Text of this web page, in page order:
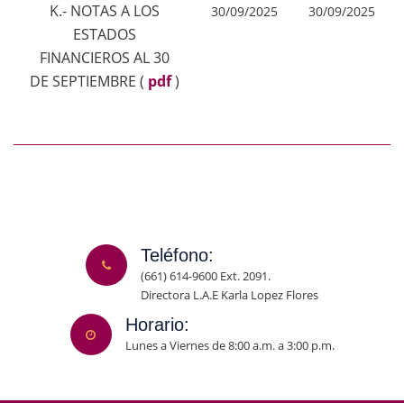
K.- NOTAS A LOS
ESTADOS
FINANCIEROS AL 30
DE SEPTIEMBRE ( pdf)
30/09/2025 30/09/2025
Teléfono:
(661) 614-9600 Ext. 2091.
Directora L.A.E Karla Lopez Flores
Horario:
Lunes a Viernes de 8:00 a.m. a 3:00 p.m.